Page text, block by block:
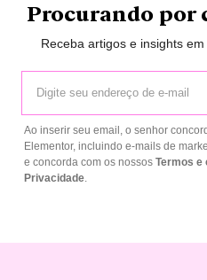
Procurando por
Receba artigos e insights
Ao inserir seu email, o senhor
Elementor, incluindo e-mails de
e concorda com os nossos Termos e
Privacidade.